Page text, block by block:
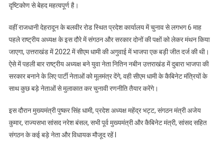
दृष्टिकोण से बेहद महत्वपूर्ण है।
वहीं राजधानी देहरादून के बलवीर रोड स्थित प्रदेश कार्यालय में चुनाव से लगभग 6 माह
पहले राष्ट्रीय अध्यक्ष के इस दौरे में संगठन और सरकार दोनों की पक्षों को लेकर मंथन किया
जाएगा, उत्तराखंड में 2022 में सीएम धामी की अगुवाई में भाजपा एक बड़ी जीत दर्ज की थी।
ऐसे में पहली बार राष्ट्रीय अध्यक्ष बने युवा नेता नितिन नबीन उत्तराखंड में दुबारा भाजपा की
सरकार बनाने के लिए पार्टी नेताओं को मूलमंत्र देंगे, वही सीएम धामी के कैबिनेट मंत्रियों के
साथ कुछ बड़े नेताओं से मुलाकात कर चुनावी रणनीति तैयार करेंगे।
इस दौरान मुख्यमंत्री पुष्कर सिंह धामी, प्रदेश अध्यक्ष महेंद्र भट्ट, संगठन मंत्री अजेय
कुमार, राज्यसभा सांसद नरेश बंसल, सभी पूर्व मुख्यमंत्री और कैबिनेट मंत्री, सांसद सहित
संगठन के कई बड़े नेता और विधायक मौजूद रहें l